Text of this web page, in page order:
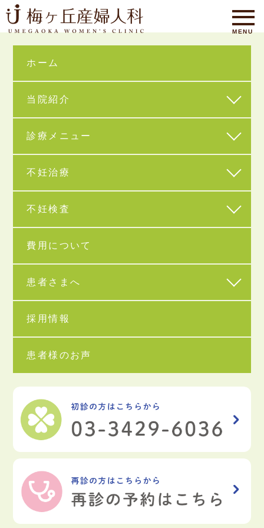
ホーム
当院紹介
診療メニュー
不妊治療
不妊検査
費用について
患者さまへ
採用情報
患者様のお声